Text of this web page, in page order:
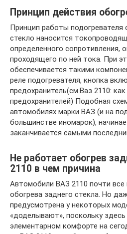
Принцип действия
Принцип работы подогревателя
стекло наносится
определенного сопротивления,
проходящего по ней тока. При
обеспечивается такими
реле подогревателя, кнопка
предохранитель(см.Ваз 2110:
предохранителей) Подобная
автомобилях марки ВАЗ (и на
большинстве иномарок),
заканчивается самыми
Не работает обогрев
2110 в чем причина
Автомобили ВАЗ 2110 почти
обогрева заднего стекла. Но
предусмотрена у некоторых
«доделывают», поскольку
элементарном комфорте на